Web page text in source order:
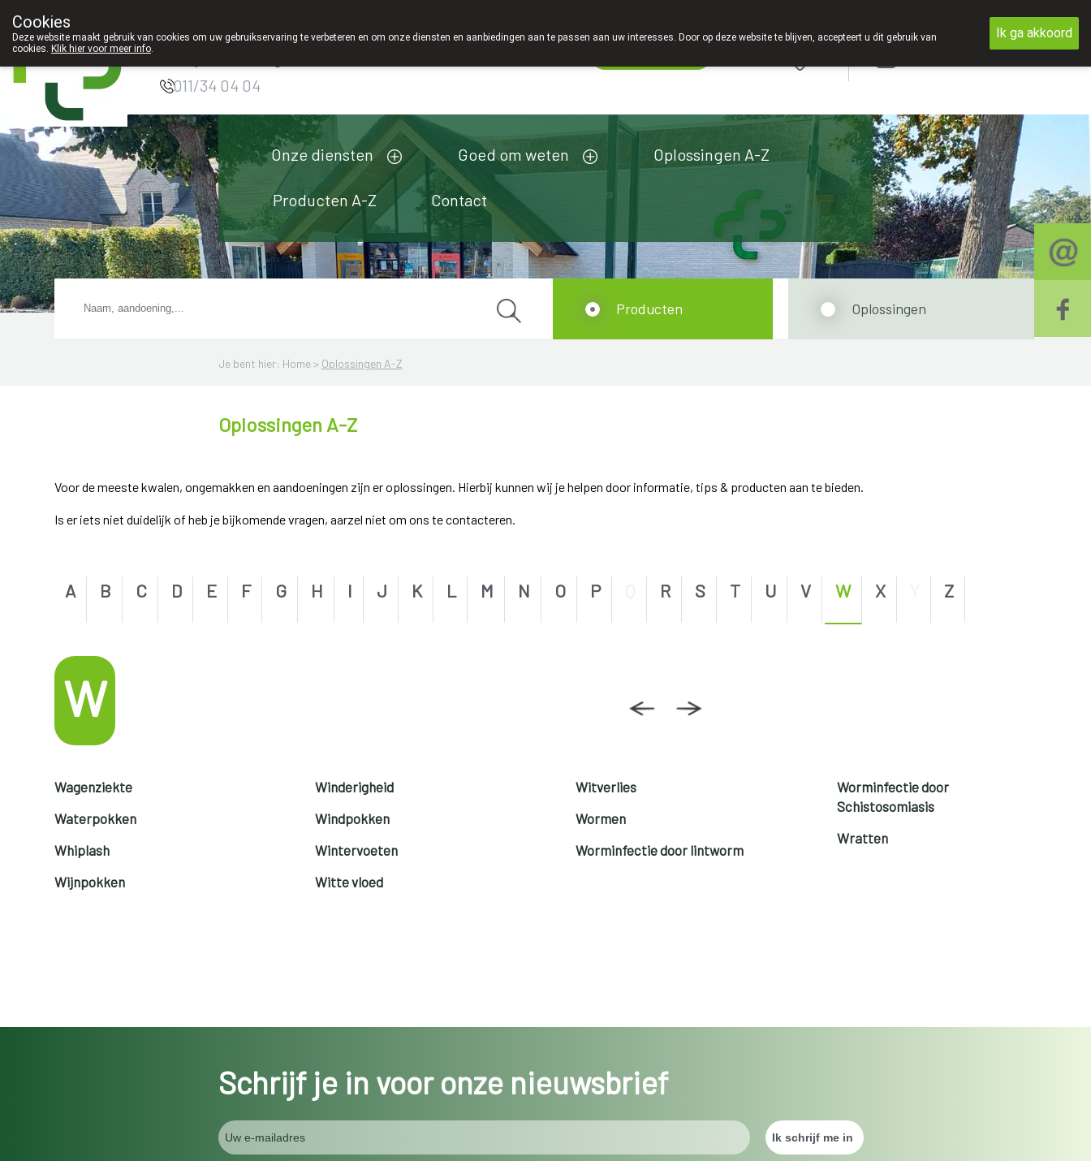
Apotheek Innesto
011/34 04 04
Onze diensten Goed om weten Oplossingen A-Z
Producten A-Z Contact
Je bent hier: Home > Oplossingen A-Z
Oplossingen A-Z
Producten Oplossingen
Voor de meeste kwalen, ongemakken en aandoeningen zijn er oplossingen. Hierbij kunnen wij je helpen door informatie, tips & producten aan te bieden.
Is er iets niet duidelijk of heb je bijkomende vragen, aarzel niet om ons te contacteren.
A B C D E F G H I J K L M N O P R S T U V W X Z
W
Wagenziekte
Waterpokken
Whiplash
Wijnpokken
Winderigheid
Windpokken
Wintervoeten
Witte vloed
Witverlies
Wormen
Worminfectie door lintworm
Worminfectie door
Schistosomiasis
Wratten
Schrijf je in voor onze nieuwsbrief
Cookies
Deze website maakt gebruik van cookies om uw gebruikservaring te verbeteren en om onze diensten en aanbiedingen aan te passen aan uw interesses. Door op deze website te blijven, accepteert u dit gebruik van
cookies. Klik hier voor meer info.
Ik ga akkoord